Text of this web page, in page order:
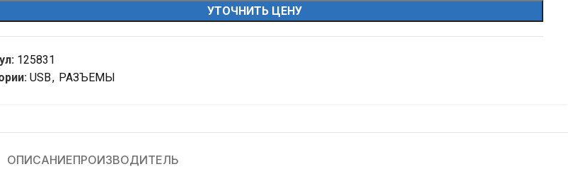
УТОЧНИТЬ ЦЕНУ
125831
USB, РАЗЪЕМЫ
ОПИСАНИЕПРОИЗВОДИТЕЛЬ